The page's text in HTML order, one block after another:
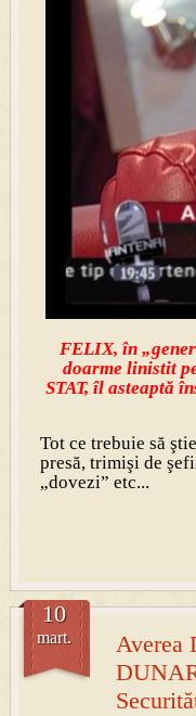
FELIX, în
doarme linistit
STAT, îl asteaptă
Tot ce trebuie să
presă, trimişi de
„dovezi” etc...
Averea
10
mart.